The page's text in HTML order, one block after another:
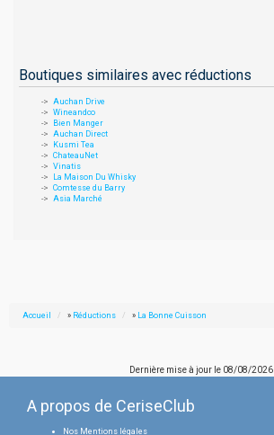
Boutiques similaires avec réductions
Auchan Drive
Wineandco
Bien Manger
Auchan Direct
Kusmi Tea
ChateauNet
Vinatis
La Maison Du Whisky
Comtesse du Barry
Asia Marché
Accueil » Réductions » La Bonne Cuisson
Dernière mise à jour le 08/08/2026
A propos de CeriseClub
Nos Mentions légales